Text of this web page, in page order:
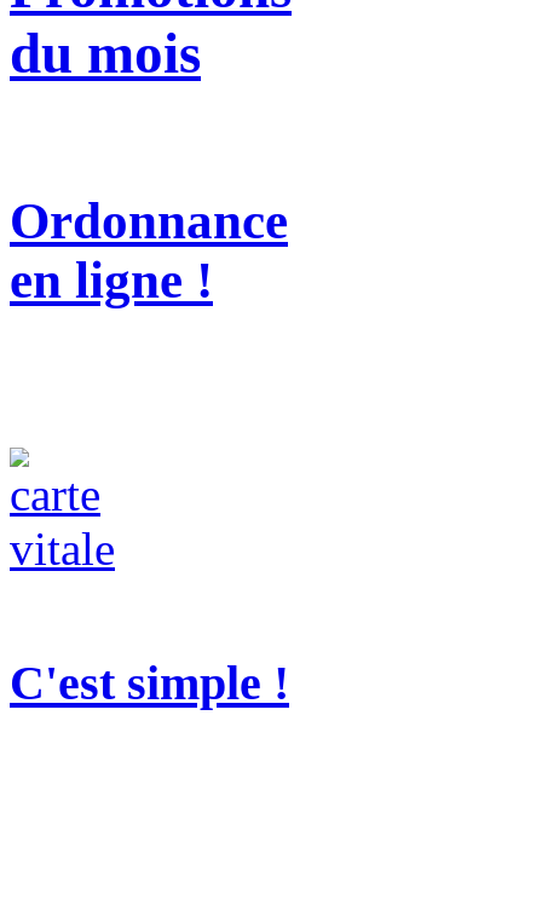
du mois
Ordonnance
en ligne !
C'est simple !